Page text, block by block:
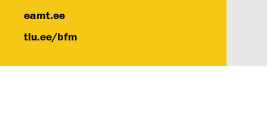
eamt.ee
tlu.ee/bfm